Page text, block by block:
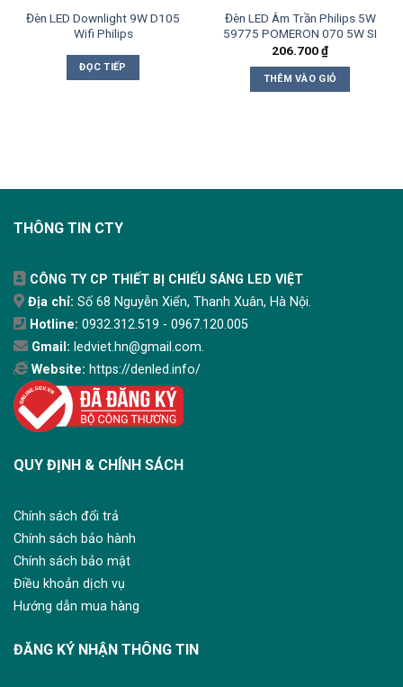
Đèn LED Downlight 9W D105
Wifi Philips
ĐỌC TIẾP
Đèn LED Âm Trần Philips 5W
59775 POMERON 070 5W SI
206.700₫
THÊM VÀO GIỎ
THÔNG TIN CTY
CÔNG TY CP THIẾT BỊ CHIẾU SÁNG LED VIỆT
Địa chỉ: Số 68 Nguyễn Xiển, Thanh Xuân, Hà Nội.
Hotline: 0932.312.519 - 0967.120.005
Gmail: ledviet.hn@gmail.com.
Website: https://denled.info/
QUY ĐỊNH & CHÍNH SÁCH
Chính sách đổi trả
Chính sách bảo hành
Chính sách bảo mật
Điều khoản dịch vụ
Hướng dẫn mua hàng
ĐĂNG KÝ NHẬN THÔNG TIN